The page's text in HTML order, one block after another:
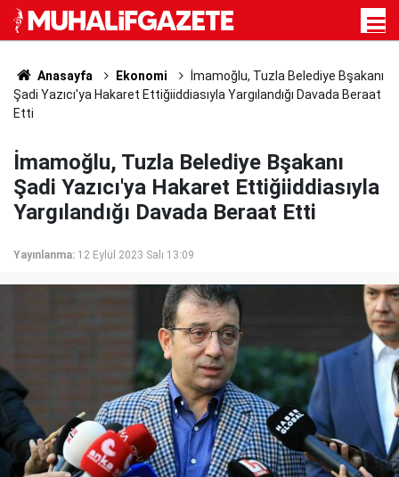
Anasayfa Ekonomi
İmamoğlu, Tuzla Belediye Bşakanı
Şadi Yazıcı'ya Hakaret Ettiğiiddiasıyla Yargılandığı Davada Beraat
Etti
İmamoğlu, Tuzla Belediye Bşakanı
Şadi Yazıcı'ya Hakaret Ettiğiiddiasıyla
Yargılandığı Davada Beraat Etti
Yayınlanma: 12 Eylül 2023 Salı 13:09